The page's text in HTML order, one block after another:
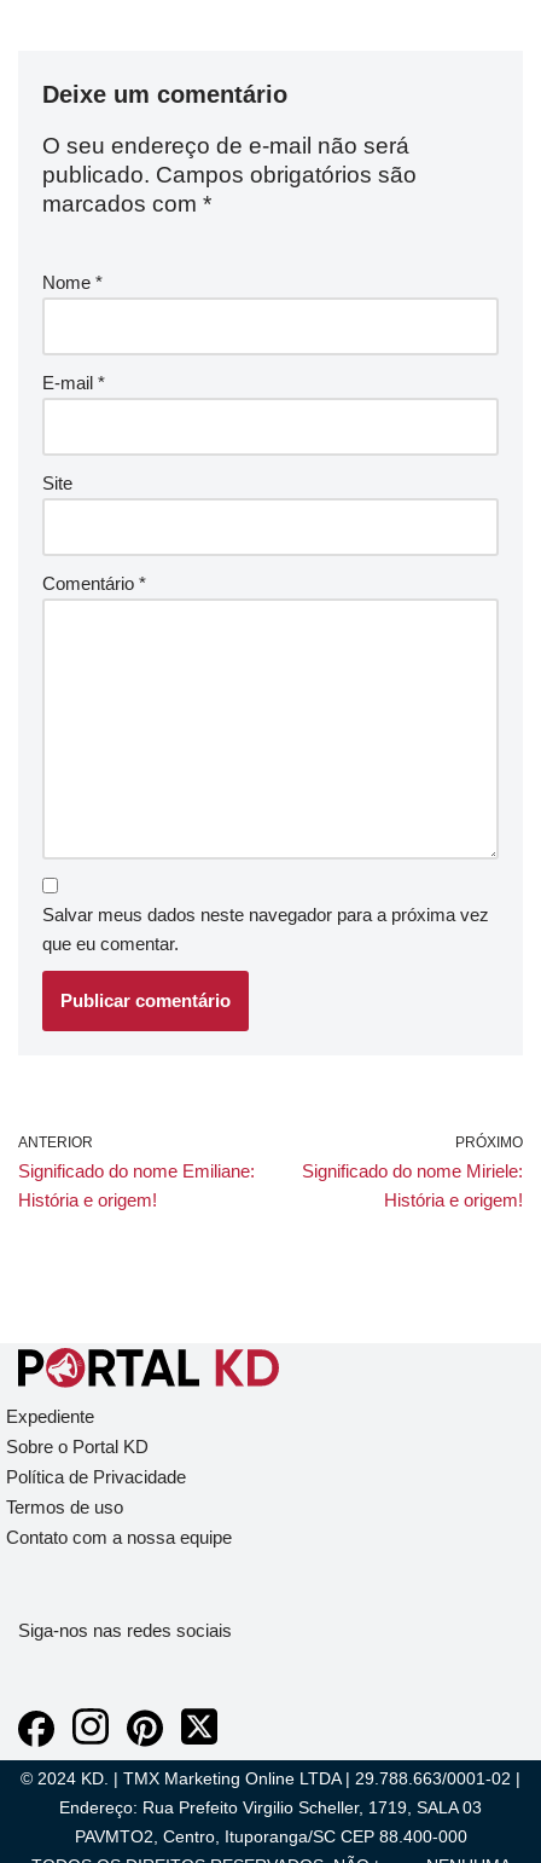
Deixe um comentário
O seu endereço de e-mail não será
publicado. Campos obrigatórios são
marcados com *
Nome *
E-mail *
Site
Comentário *
Salvar meus dados neste navegador para a próxima vez
que eu comentar.
ANTERIOR
Significado do nome Emiliane:
História e origem!
PRÓXIMO
Significado do nome Miriele:
História e origem!
Expediente
Sobre o Portal KD
Política de Privacidade
Termos de uso
Contato com a nossa equipe
Siga-nos nas redes sociais
© 2024 KD. | TMX Marketing Online LTDA | 29.788.663/0001-02 |
Endereço: Rua Prefeito Virgilio Scheller, 1719, SALA 03
PAVMTO2, Centro, Ituporanga/SC CEP 88.400-000